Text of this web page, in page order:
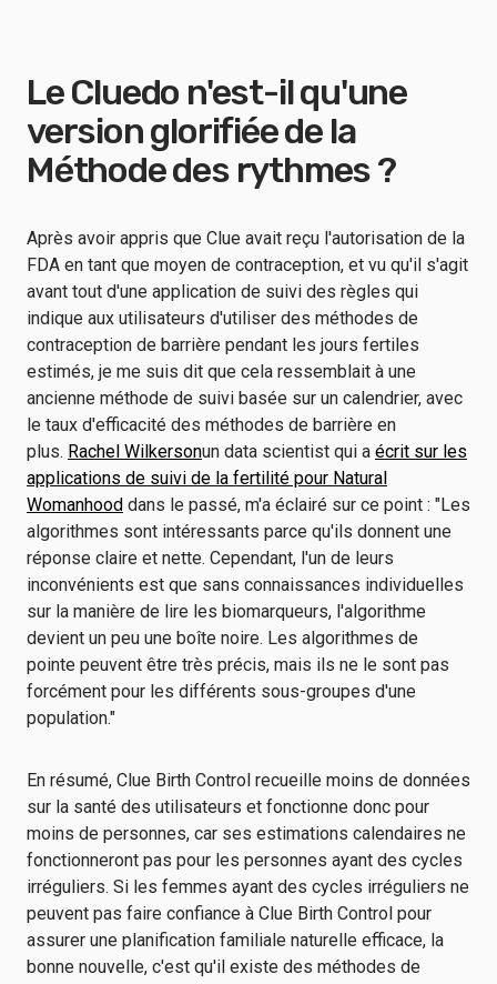
Le Cluedo n'est-il qu'une
version glorifiée de la
Méthode des rythmes ?
Après avoir appris que Clue avait reçu l'autorisation de la
FDA en tant que moyen de contraception, et vu qu'il s'agit
avant tout d'une application de suivi des règles qui
indique aux utilisateurs d'utiliser des méthodes de
contraception de barrière pendant les jours fertiles
estimés, je me suis dit que cela ressemblait à une
ancienne méthode de suivi basée sur un calendrier, avec
le taux d'efficacité des méthodes de barrière en
plus. Rachel Wilkersonun data scientist qui a écrit sur les
applications de suivi de la fertilité pour Natural
Womanhood dans le passé, m'a éclairé sur ce point : "Les
algorithmes sont intéressants parce qu'ils donnent une
réponse claire et nette. Cependant, l'un de leurs
inconvénients est que sans connaissances individuelles
sur la manière de lire les biomarqueurs, l'algorithme
devient un peu une boîte noire. Les algorithmes de
pointe peuvent être très précis, mais ils ne le sont pas
forcément pour les différents sous-groupes d'une
population."
En résumé, Clue Birth Control recueille moins de données
sur la santé des utilisateurs et fonctionne donc pour
moins de personnes, car ses estimations calendaires ne
fonctionneront pas pour les personnes ayant des cycles
irréguliers. Si les femmes ayant des cycles irréguliers ne
peuvent pas faire confiance à Clue Birth Control pour
assurer une planification familiale naturelle efficace, la
bonne nouvelle, c'est qu'il existe des méthodes de